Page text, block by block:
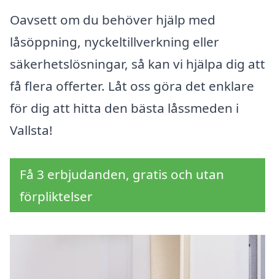
Oavsett om du behöver hjälp med
låsöppning, nyckeltillverkning eller
säkerhetslösningar, så kan vi hjälpa dig att
få flera offerter. Låt oss göra det enklare
för dig att hitta den bästa låssmeden i
Vallsta!
Få 3 erbjudanden, gratis och utan
förpliktelser